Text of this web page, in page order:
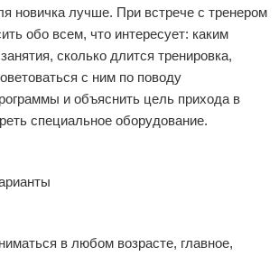
новичка лучше. При встрече с тренером
обо всем, что интересует: каким
сколько длится тренировка,
с ним по поводу
и объяснить цель прихода в
специальное оборудование.
в любом возрасте, главное,